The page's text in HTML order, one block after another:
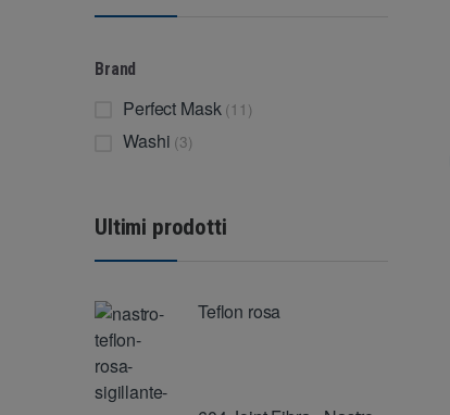
Brand
Perfect Mask (11)
Washi (3)
Ultimi prodotti
Teflon rosa